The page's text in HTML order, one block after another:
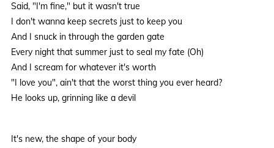
Said, "I'm fine," but it wasn't true
I don't wanna keep secrets just to keep you
And I snuck in through the garden gate
Every night that summer just to seal my fate (Oh)
And I scream for whatever it's worth
"I love you", ain't that the worst thing you ever heard?
He looks up, grinning like a devil
It's new, the shape of your body